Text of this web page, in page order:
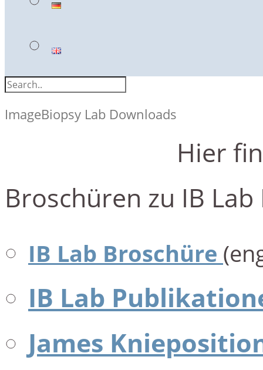
ImageBiopsy Lab Downloads
Hier
Broschüren zu IB
IB Lab Broschüre
IB Lab
James